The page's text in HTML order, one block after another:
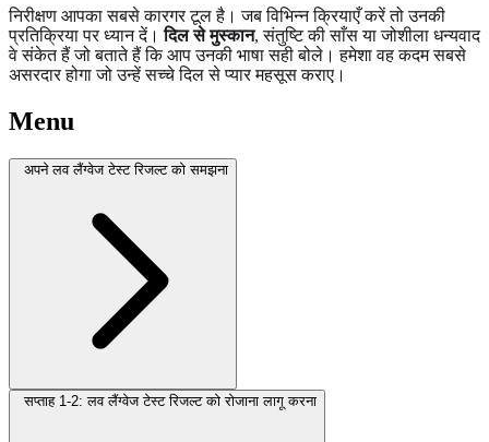
निरीक्षण आपका सबसे कारगर टूल है। जब विभिन्न क्रियाएँ करें तो उनकी
प्रतिक्रिया पर ध्यान दें।दिल से मुस्कान, संतुष्टि की साँस या जोशीला धन्यवाद
वे संकेत हैं जो बताते हैं कि आप उनकी भाषा सही बोले। हमेशा वह कदम सबसे
असरदार होगा जो उन्हें सच्चे दिल से प्यार महसूस कराए।
Menu
अपने लव लैंग्वेज टेस्ट रिजल्ट को समझना
सप्ताह 1-2: लव लैंग्वेज टेस्ट रिजल्ट को रोजाना लागू करना